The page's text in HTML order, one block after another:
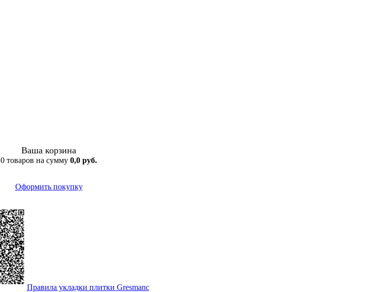
Ваша корзина
0 товаров на сумму 0,0 руб.
Оформить покупку
Правила укладки плитки Gresmanc